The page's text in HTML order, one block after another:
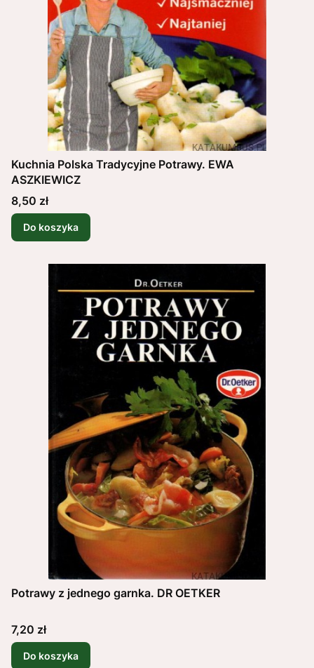
Kuchnia Polska Tradycyjne Potrawy. EWA
ASZKIEWICZ
Cena
8,50 zł
Do koszyka
Potrawy z jednego garnka. DR OETKER
Cena
7,20 zł
Do koszyka